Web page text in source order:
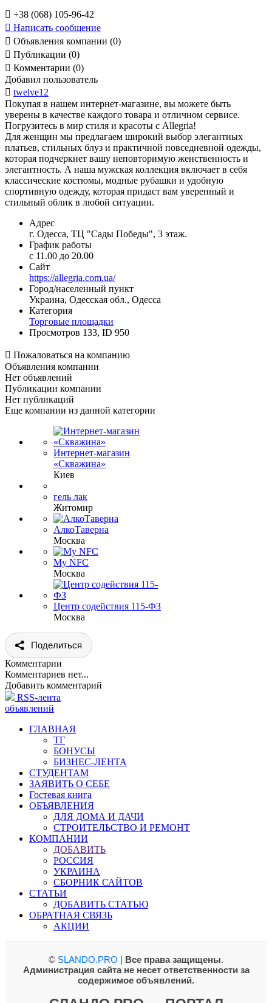
 +38 (068) 105-96-42
 Написать сообщение
 Объявления компании (0)
 Публикации (0)
 Комментарии (0)
Добавил пользователь
 twelve12
Покупая в нашем интернет-магазине, вы можете быть
уверены в качестве каждого товара и отличном сервисе.
Погрузитесь в мир стиля и красоты с Allegria!
Для женщин мы предлагаем широкий выбор элегантных
платьев, стильных блуз и практичной повседневной одежды,
которая подчеркнет вашу неповторимую женственность и
элегантность. А наша мужская коллекция включает в себя
классические костюмы, модные рубашки и удобную
спортивную одежду, которая придаст вам уверенный и
стильный облик в любой ситуации.
Адрес
г. Одесса, ТЦ "Сады Победы", 3 этаж.
График работы
с 11.00 до 20.00
Сайт
https://allegria.com.ua/
Город/населенный пункт
Украина, Одесская обл., Одесса
Категория
Торговые площадки
Просмотров 133, ID 950
 Пожаловаться на компанию
Объявления компании
Нет объявлений
Публикации компании
Нет публикаций
Еще компании из данной категории
Интернет-магазин
«Скважина»
Киев
гель лак
Житомир
АлкоТаверна
Москва
My NFC
Москва
Центр содействия 115-ФЗ
Москва
Поделиться
Комментарии
Комментариев нет...
Добавить комментарий
RSS-лента
объявлений
ГЛАВНАЯ
ТГ
БОНУСЫ
БИЗНЕС-ЛЕНТА
СТУДЕНТАМ
ЗАЯВИТЬ О СЕБЕ
Гостевая книга
ОБЪЯВЛЕНИЯ
ДЛЯ ДОМА И ДАЧИ
СТРОИТЕЛЬСТВО И РЕМОНТ
КОМПАНИИ
ДОБАВИТЬ
РОССИЯ
УКРАИНА
СБОРНИК САЙТОВ
СТАТЬИ
ДОБАВИТЬ СТАТЬЮ
ОБРАТНАЯ СВЯЗЬ
АКЦИИ
© SLANDO.PRO | Все права защищены.
Администрация сайта не несет ответственности за
содержимое объявлений.